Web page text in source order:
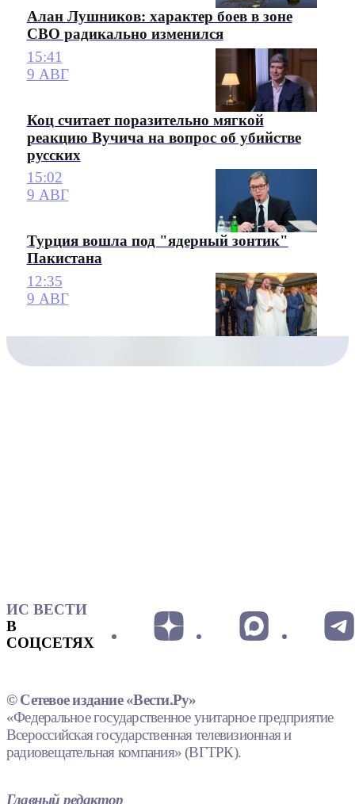
Алан Лушников: характер боев в зоне
СВО радикально изменился
15:41
9 АВГ
Коц считает поразительно мягкой
реакцию Вучича на вопрос об убийстве
русских
15:02
9 АВГ
Турция вошла под "ядерный зонтик"
Пакистана
12:35
9 АВГ
ИС ВЕСТИ
В
СОЦСЕТЯХ
© Сетевое издание «Вести.Ру»
«Федеральное государственное унитарное предприятие
Всероссийская государственная телевизионная и
радиовещательная компания» (ВГТРК).
Главный редактор